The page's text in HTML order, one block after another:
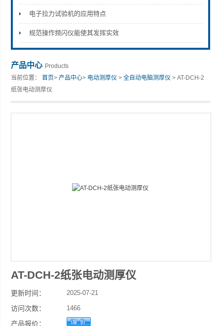
山东安尼麦特仪器有限公司
电子拉力试验机的应用特点
规范操作频闪仪能使其发挥实效
产品中心 Products
当前位置：首页>产品中心> 电动测厚仪 >全自动电脑测厚仪 > AT-DCH-2
纸张电动测厚仪
AT-DCH-2纸张电动测厚仪
更新时间： 2025-07-21
访问次数： 1466
产品报价：